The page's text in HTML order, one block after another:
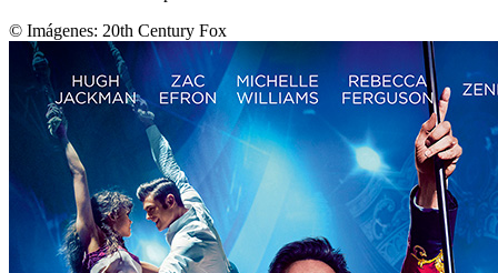
© Imágenes: 20th Century Fox